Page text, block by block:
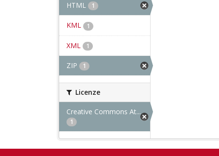
HTML 1
KML 1
XML 1
ZIP 1
Licenze
Creative Commons At...
1